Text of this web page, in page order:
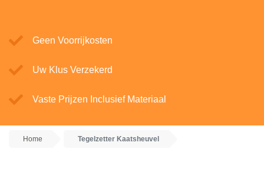
Geen Voorrijkosten
Uw Klus Verzekerd
Vaste Prijzen Inclusief Materiaal
Home Tegelzetter Kaatsheuvel